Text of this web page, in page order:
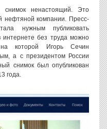
ненастоящий. Это
нефтяной компании. Пресс-
нужным публиковать
без труда можно
которой Игорь Сечин
а с президентом России
снимок был опубликован
года.